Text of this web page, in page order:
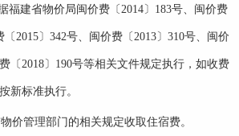
福建省物价局闽价费〔2014〕183号、闽价费
〔2015〕342号、闽价费〔2013〕310号、闽价
〔2018〕190号等相关文件规定执行，如收费
新标准执行。
价管理部门的相关规定收取住宿费。